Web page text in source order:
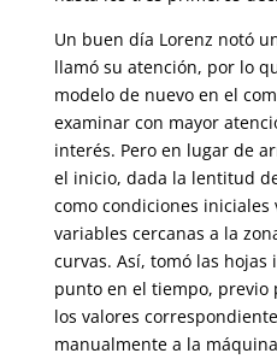
Un buen día Lorenz notó
llamó su atención, por lo
modelo de nuevo en el
examinar con mayor
interés. Pero en lugar de
el inicio, dada la lentitud
como condiciones iniciales
variables cercanas a la
curvas. Así, tomó las hojas
punto en el tiempo, previo
los valores
manualmente a la